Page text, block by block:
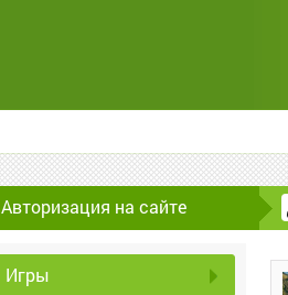
Авторизация на сайте
Игры